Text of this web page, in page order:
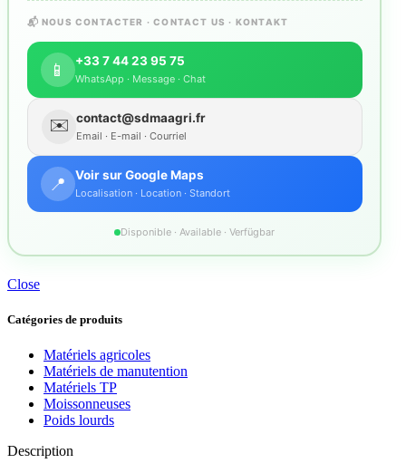
📬 NOUS CONTACTER · CONTACT US · KONTAKT
📱 +33 7 44 23 95 75
WhatsApp · Message · Chat
✉️ contact@sdmaagri.fr
Email · E-mail · Courriel
📍 Voir sur Google Maps
Localisation · Location · Standort
Disponible · Available · Verfügbar
Close
Catégories de produits
Matériels agricoles
Matériels de manutention
Matériels TP
Moissonneuses
Poids lourds
Description